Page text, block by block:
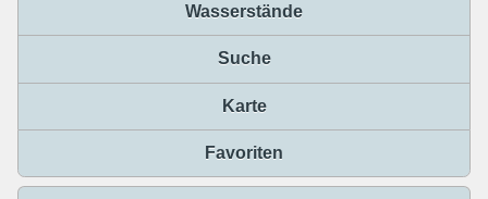
Wasserstände
Suche
Karte
Favoriten